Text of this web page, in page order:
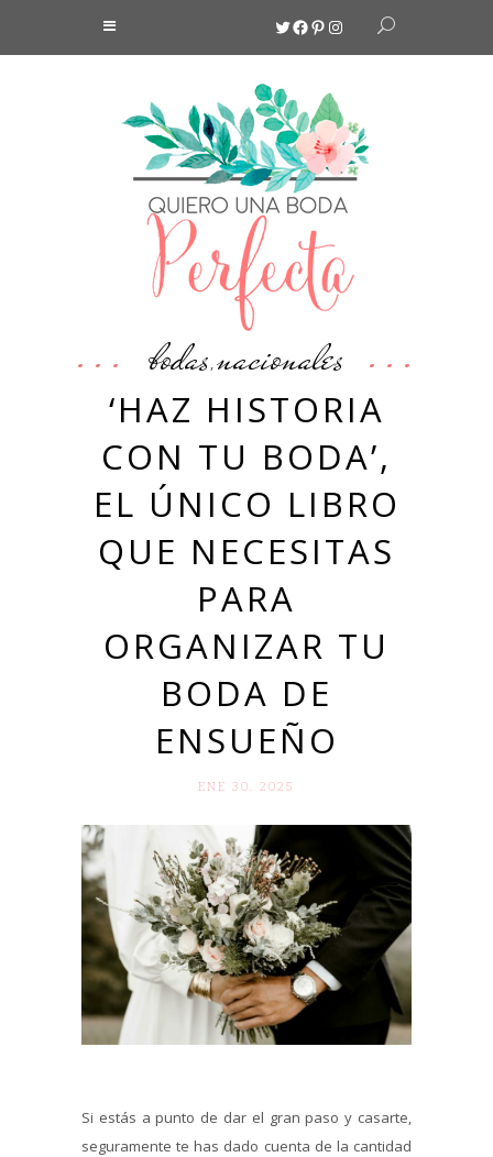
Twitter
Facebook
Pinterest
Instagram
bodas,nacionales
‘HAZ HISTORIA
CON TU BODA’,
EL ÚNICO LIBRO
QUE NECESITAS
PARA
ORGANIZAR TU
BODA DE
ENSUEÑO
ENE 30. 2025
Si estás a punto de dar el gran paso y casarte,
seguramente te has dado cuenta de la cantidad